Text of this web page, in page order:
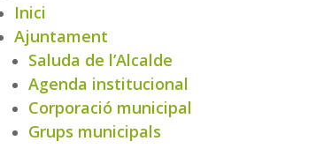
Inici
Ajuntament
Saluda de l’Alcalde
Agenda institucional
Corporació municipal
Grups municipals